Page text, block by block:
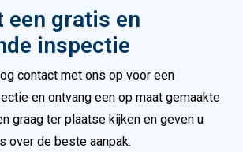
een gratis en
inspectie
contact met ons op voor een
en ontvang een op maat gemaakte
graag ter plaatse kijken en geven u
over de beste aanpak.